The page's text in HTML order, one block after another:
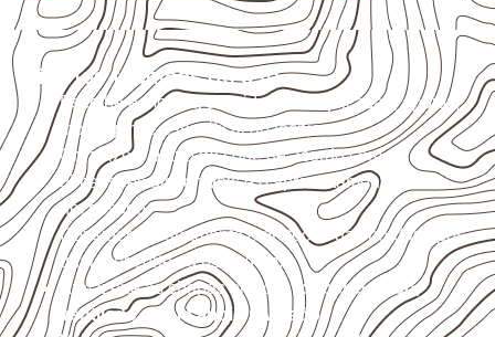
Critérios técnicos de uso
Escolha a medida considerando aplicação, apoios,
montagem e especificação técnica.
Organize o plano de corte de acordo com as
dimensões disponíveis e o aproveitamento
necessário.
Considere acabamento e proteção das bordas após
qualquer corte ou usinagem.
Armazene as chapas em local coberto, seco,
ventilado e com apoio nivelado.